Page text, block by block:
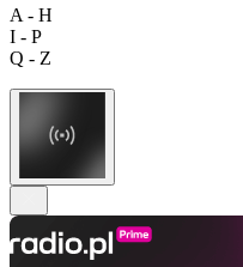
A - H
I - P
Q - Z